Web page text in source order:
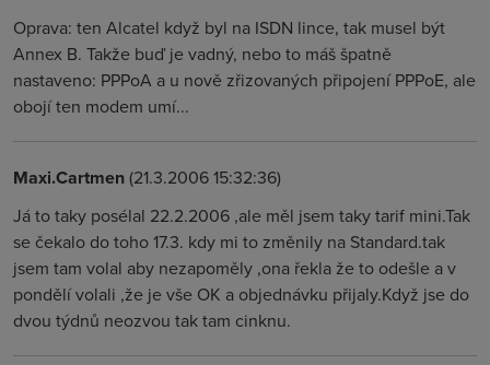
Oprava: ten Alcatel když byl na ISDN lince, tak musel být
Annex B. Takže buď je vadný, nebo to máš špatně
nastaveno: PPPoA a u nově zřizovaných připojení PPPoE, ale
obojí ten modem umí...
Maxi.Cartmen(21.3.2006 15:32:36)
Já to taky posélal 22.2.2006 ,ale měl jsem taky tarif mini.Tak
se čekalo do toho 17.3. kdy mi to změnily na Standard.tak
jsem tam volal aby nezapoměly ,ona řekla že to odešle a v
pondělí volali ,že je vše OK a objednávku přijaly.Když jse do
dvou týdnů neozvou tak tam cinknu.